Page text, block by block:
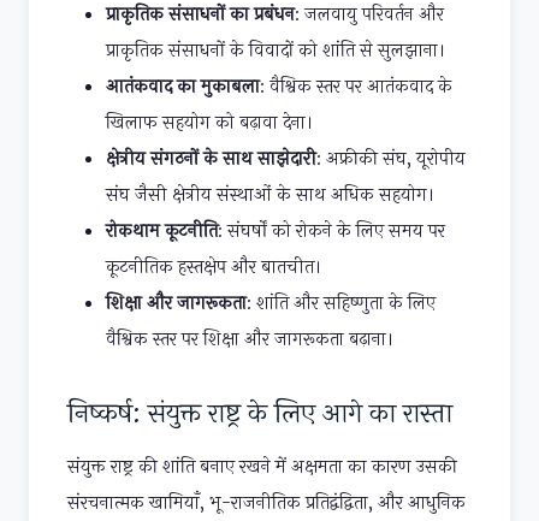
प्राकृतिक संसाधनों का प्रबंधन: जलवायु परिवर्तन और
प्राकृतिक संसाधनों के विवादों को शांति से सुलझाना।
आतंकवाद का मुकाबला: वैश्विक स्तर पर आतंकवाद के
खिलाफ सहयोग को बढ़ावा देना।
क्षेत्रीय संगठनों के साथ साझेदारी: अफ्रीकी संघ, यूरोपीय
संघ जैसी क्षेत्रीय संस्थाओं के साथ अधिक सहयोग।
रोकथाम कूटनीति: संघर्षों को रोकने के लिए समय पर
कूटनीतिक हस्तक्षेप और बातचीत।
शिक्षा और जागरूकता: शांति और सहिष्णुता के लिए
वैश्विक स्तर पर शिक्षा और जागरूकता बढ़ाना।
निष्कर्ष: संयुक्त राष्ट्र के लिए आगे का रास्ता
संयुक्त राष्ट्र की शांति बनाए रखने में अक्षमता का कारण उसकी
संरचनात्मक खामियाँ, भू-राजनीतिक प्रतिद्वंद्विता, और आधुनिक